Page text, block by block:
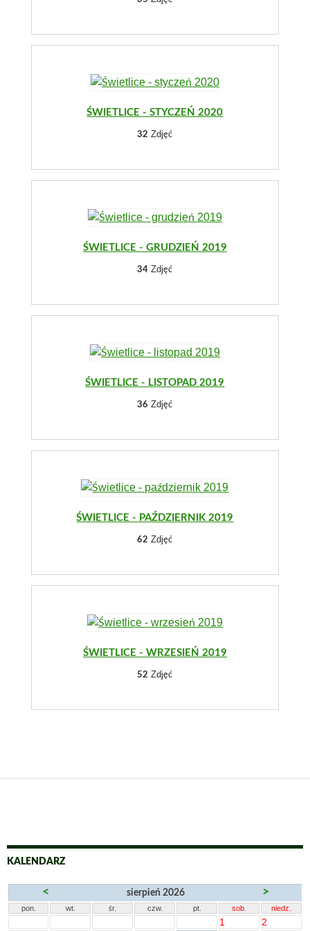
ŚWIETLICE - STYCZEŃ 2020
32 Zdjęć
ŚWIETLICE - GRUDZIEŃ 2019
34 Zdjęć
ŚWIETLICE - LISTOPAD 2019
36 Zdjęć
ŚWIETLICE - PAŹDZIERNIK 2019
62 Zdjęć
ŚWIETLICE - WRZESIEŃ 2019
52 Zdjęć
KALENDARZ
< sierpień 2026 >
pon. wt. śr. czw. pt. sob. niedz.
1 2